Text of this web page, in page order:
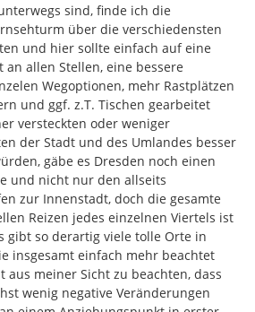
sind, finde ich die
über die verschiedensten
und hier sollte einfach auf eine
an allen Stellen, eine bessere
Wegoptionen, mehr Rastplätzen
und ggf. z.T. Tischen gearbeitet
versteckten oder weniger
der Stadt und des Umlandes besser
gäbe es Dresden noch einen
und nicht nur den allseits
zur Innenstadt, doch die gesamte
Reizen jedes einzelnen Viertels ist
gibt so derartig viele tolle Orte in
insgesamt einfach mehr beachtet
aus meiner Sicht zu beachten, dass
wenig negative Veränderungen